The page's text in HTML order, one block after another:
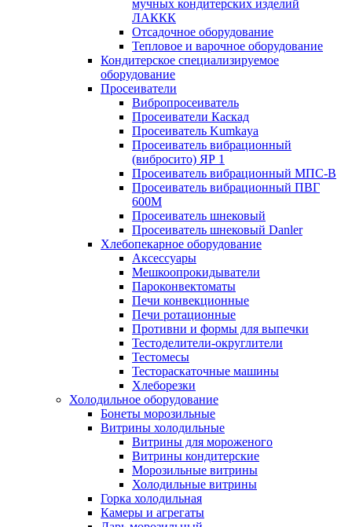
мучных кондитерских изделий
ЛАККК
Отсадочное оборудование
Тепловое и варочное оборудование
Кондитерское специализируемое
оборудование
Просеиватели
Вибропросеиватель
Просеиватели Каскад
Просеиватель Kumkaya
Просеиватель вибрационный
(вибросито) ЯР 1
Просеиватель вибрационный МПС-В
Просеиватель вибрационный ПВГ
600М
Просеиватель шнековый
Просеиватель шнековый Danler
Хлебопекарное оборудование
Аксессуары
Мешкоопрокидыватели
Пароконвектоматы
Печи конвекционные
Печи ротационные
Противни и формы для выпечки
Тестоделители-округлители
Тестомесы
Тестораскаточные машины
Хлеборезки
Холодильное оборудование
Бонеты морозильные
Витрины холодильные
Витрины для мороженого
Витрины кондитерские
Морозильные витрины
Холодильные витрины
Горка холодильная
Камеры и агрегаты